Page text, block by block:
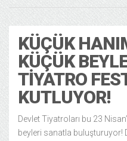
KÜÇÜK
KÜÇÜK
TIYATRO
KUTLUYOR!
Devlet Tiyatroları bu 23
beyleri sanatla buluşturuyor!